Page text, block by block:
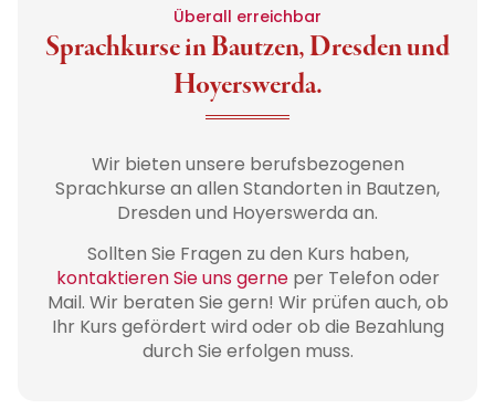
Überall erreichbar
Sprachkurse in Bautzen, Dresden und
Hoyerswerda.
Wir bieten unsere berufsbezogenen
Sprachkurse an allen Standorten in Bautzen,
Dresden und Hoyerswerda an.
Sollten Sie Fragen zu den Kurs haben,
kontaktieren Sie uns gerneper Telefon oder
Mail. Wir beraten Sie gern! Wir prüfen auch, ob
Ihr Kurs gefördert wird oder ob die Bezahlung
durch Sie erfolgen muss.